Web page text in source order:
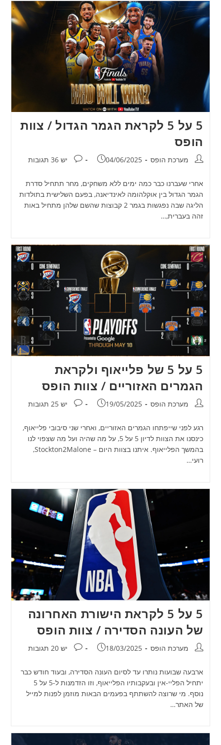
5 על 5 לקראת הגמר הגדול / צוות
הופס
מחבר:מערכת הופס פורסם:
04/06/2025 תגובות:
יש 36 תגובות
אחרי שעברנו כבר כמה ימים ללא משחקים, מחר תתחיל סדרת
הגמר הגדול בין אוקלהומה לאינדיאנה, בפעם השלישית בתולדות
הליגה שבה נפגשות בגמר 2 קבוצות שהשם שלהן מתחיל באות
זהה בעברית,…
5 על 5 של פלייאוף ולקראת
הגמרים האזוריים / צוות הופס
מחבר:מערכת הופס פורסם:
19/05/2025 תגובות:
יש 25 תגובות
רגע לפני שייפתחו הגמרים האזוריים, ואחרי שני סיבובי פלייאוף,
כינסנו את הצוות לדיון 5 על 5, על מה שהיה ועל מה שצפוי לנו
בהמשך הפלייאוף. איתנו בצוות היום – Stockton2Malone,
רועי…
5 על 5 לקראת הישורת האחרונה
של העונה הסדירה / צוות הופס
מחבר:מערכת הופס פורסם:
18/03/2025 תגובות:
יש 20 תגובות
ארבעה שבועות נותרו עד לסיום העונה הסדירה, ובעוד חודש כבר
יתחיל הפליי-אין ובעקבותיו הפלייאוף, וזו הזדמנות ל-5 על 5
נוסף. מי שרוצה להשתתף בפעמים הבאות מוזמן לפנות למייל
של האתר…